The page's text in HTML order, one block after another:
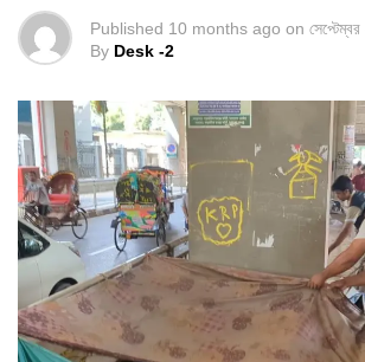
Published 10 months ago on
By Desk -2